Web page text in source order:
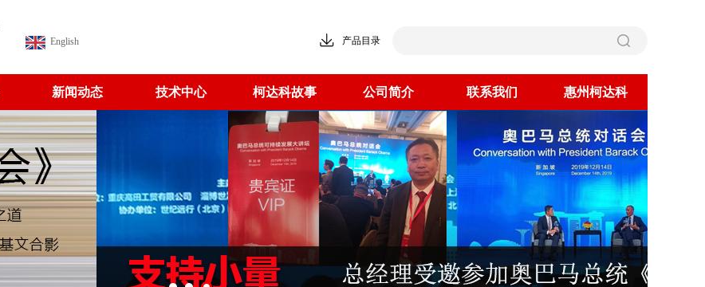
English 产品目录
新闻动态 技术中心 柯达科故事 公司简介 联系我们 惠州柯达科